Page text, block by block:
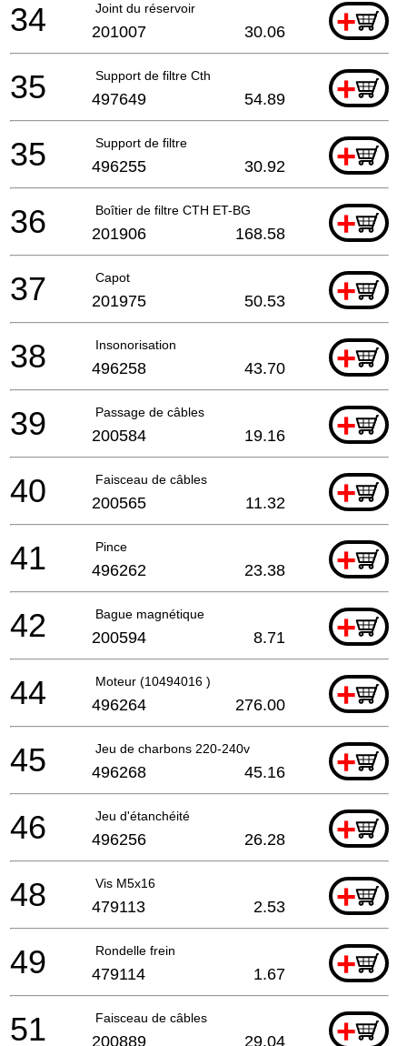
Joint du réservoir +
34 201007 30.06
Support de filtre Cth +
35 497649 54.89
Support de filtre +
35 496255 30.92
Boîtier de filtre CTH ET-BG +
36 201906 168.58
Capot +
37 201975 50.53
Insonorisation +
38 496258 43.70
Passage de câbles +
39 200584 19.16
Faisceau de câbles +
40 200565 11.32
Pince +
41 496262 23.38
Bague magnétique +
42 200594 8.71
Moteur (10494016 ) +
44 496264 276.00
Jeu de charbons 220-240v +
45 496268 45.16
Jeu d'étanchéité +
46 496256 26.28
Vis M5x16 +
48 479113 2.53
Rondelle frein +
49 479114 1.67
Faisceau de câbles +
51 200889 29.04